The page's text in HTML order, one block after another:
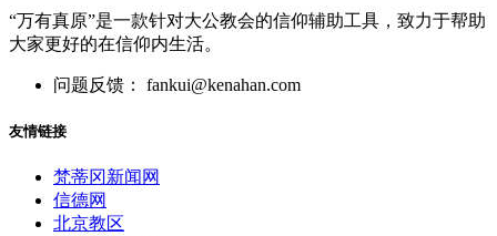
“万有真原”是一款针对大公教会的信仰辅助工具，致力于帮助
大家更好的在信仰内生活。
问题反馈： fankui@kenahan.com
友情链接
梵蒂冈新闻网
信德网
北京教区